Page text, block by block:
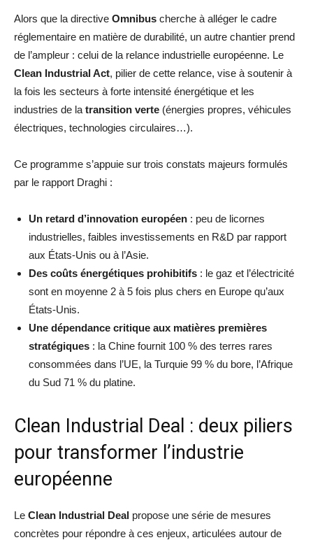
Alors que la directive Omnibus cherche à alléger le cadre
réglementaire en matière de durabilité, un autre chantier prend
de l’ampleur : celui de la relance industrielle européenne. Le
Clean Industrial Act, pilier de cette relance, vise à soutenir à
la fois les secteurs à forte intensité énergétique et les
industries de la transition verte (énergies propres, véhicules
électriques, technologies circulaires…).
Ce programme s’appuie sur trois constats majeurs formulés
par le rapport Draghi :
Un retard d’innovation européen : peu de licornes
industrielles, faibles investissements en R&D par rapport
aux États-Unis ou à l’Asie.
Des coûts énergétiques prohibitifs : le gaz et l’électricité
sont en moyenne 2 à 5 fois plus chers en Europe qu’aux
États-Unis.
Une dépendance critique aux matières premières
stratégiques : la Chine fournit 100 % des terres rares
consommées dans l’UE, la Turquie 99 % du bore, l’Afrique
du Sud 71 % du platine.
Clean Industrial Deal : deux piliers
pour transformer l’industrie
européenne
Le Clean Industrial Deal propose une série de mesures
concrètes pour répondre à ces enjeux, articulées autour de